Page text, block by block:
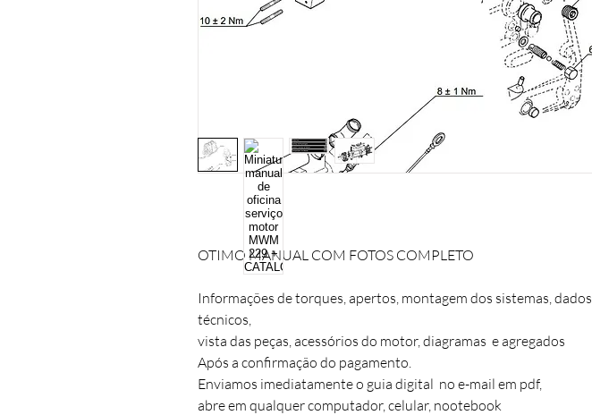
OTIMO MANUAL COM FOTOS COMPLETO
Informações de torques, apertos, montagem dos sistemas, dados
técnicos,
vista das peças, acessórios do motor, diagramas  e agregados
Após a confirmação do pagamento.
Enviamos imediatamente o guia digital  no e-mail em pdf,
abre em qualquer computador, celular, nootebook